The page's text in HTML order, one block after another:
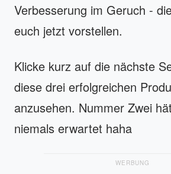
Verbesserung im Geruch -
euch jetzt vorstellen.
Klicke kurz auf die nächste
diese drei erfolgreichen
anzusehen. Nummer Zwei
niemals erwartet haha
WERBUNG